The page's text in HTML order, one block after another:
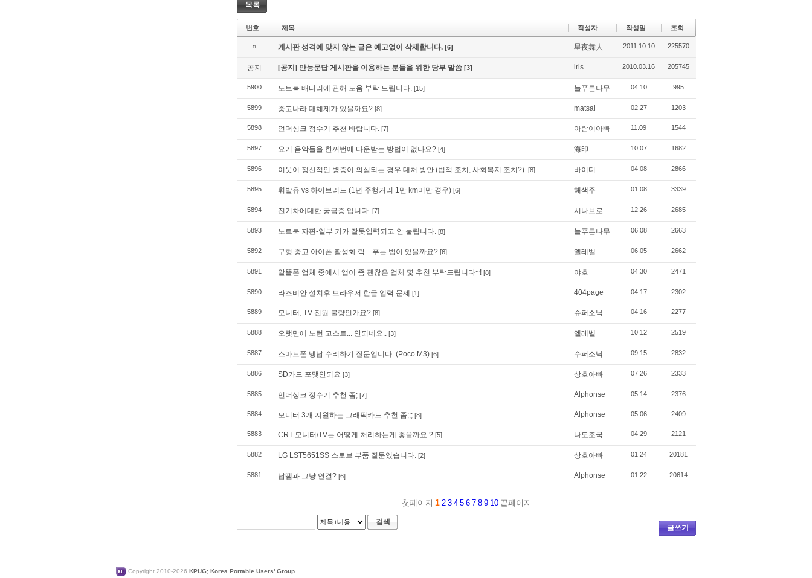
목록
번호 제목 작성자 작성일 조회
» 게시판 성격에 맞지 않는 글은 예고없이 삭제합니다. [6] 星夜舞人 2011.10.10 225570
공지 [공지] 만능문답 게시판을 이용하는 분들을 위한 당부 말씀 [3] iris 2010.03.16 205745
5900 노트북 배터리에 관해 도움 부탁 드립니다. [15] 늘푸른나무 04.10 995
5899 중고나라 대체제가 있을까요? [8] matsal 02.27 1203
5898 언더싱크 정수기 추천 바랍니다. [7] 아람이아빠 11.09 1544
5897 요기 음악들을 한꺼번에 다운받는 방법이 없나요? [4] 海印 10.07 1682
5896 이웃이 정신적인 병증이 의심되는 경우 대처 방안 (법적 조치, 사회복지 조치?). [8] 바이디 04.08 2866
5895 휘발유 vs 하이브리드 (1년 주행거리 1만 km미만 경우) [6] 해색주 01.08 3339
5894 전기차에대한 궁금증 입니다. [7] 시나브로 12.26 2685
5893 노트북 자판-일부 키가 잘못입력되고 안 눌립니다. [8] 늘푸른나무 06.08 2663
5892 구형 중고 아이폰 활성화 락... 푸는 법이 있을까요? [6] 엘레벨 06.05 2662
5891 알뜰폰 업체 중에서 앱이 좀 괜찮은 업체 몇 추천 부탁드립니다~! [8] 야호 04.30 2471
5890 라즈비안 설치후 브라우저 한글 입력 문제 [1] 404page 04.17 2302
5889 모니터, TV 전원 불량인가요? [8] 슈퍼소닉 04.16 2277
5888 오랫만에 노턴 고스트... 안되네요.. [3] 엘레벨 10.12 2519
5887 스마트폰 냉납 수리하기 질문입니다. (Poco M3) [6] 수퍼소닉 09.15 2832
5886 SD카드 포맷안되요 [3] 상호아빠 07.26 2333
5885 언더싱크 정수기 추천 좀; [7] Alphonse 05.14 2376
5884 모니터 3개 지원하는 그래픽카드 추천 좀;;; [8] Alphonse 05.06 2409
5883 CRT 모니터/TV는 어떻게 처리하는게 좋을까요 ? [5] 나도조국 04.29 2121
5882 LG LST5651SS 스토브 부품 질문있습니다. [2] 상호아빠 01.24 20181
5881 납땜과 그냥 연결? [6] Alphonse 01.22 20614
첫페이지 1 2 3 4 5 6 7 8 9 10 끝페이지
글쓰기
검색
Copyright 2010-2026 KPUG; Korea Portable Users' Group